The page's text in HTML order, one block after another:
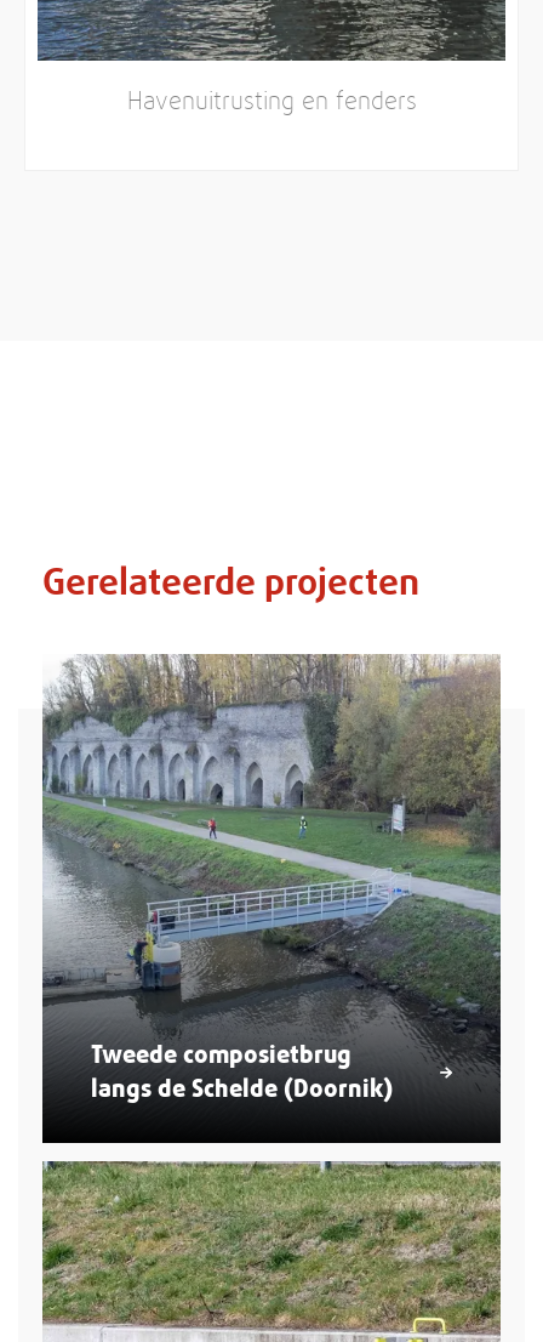
Havenuitrusting en fenders
Gerelateerde projecten
Tweede composietbrug
langs de Schelde (Doornik)